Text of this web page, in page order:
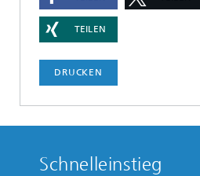
TEILEN
DRUCKEN
Schnelleinstieg